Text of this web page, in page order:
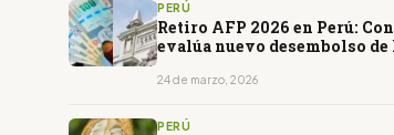
PERÚ
Retiro AFP 2026 en Perú:
evalúa nuevo desembolso de
24 de marzo, 2026
PERÚ